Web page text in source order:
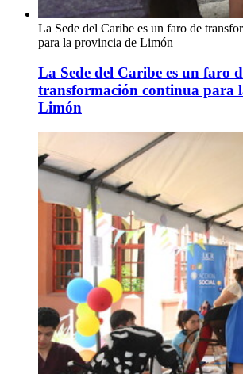
La Sede del Caribe es un faro de
para la provincia de Limón
La Sede del Caribe es un faro
transformación continua para
Limón